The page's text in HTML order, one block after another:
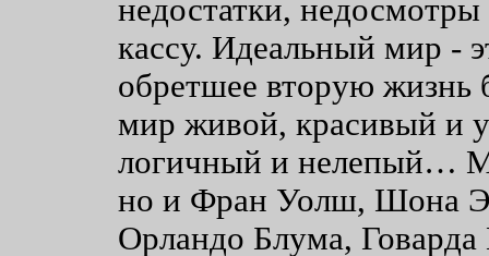
недостатки,
кассу. Идеальный мир -
обретшее вторую жизнь
мир живой, красивый и
логичный и нелепый…
но и Фран Уолш, Шона
Орландо Блума,